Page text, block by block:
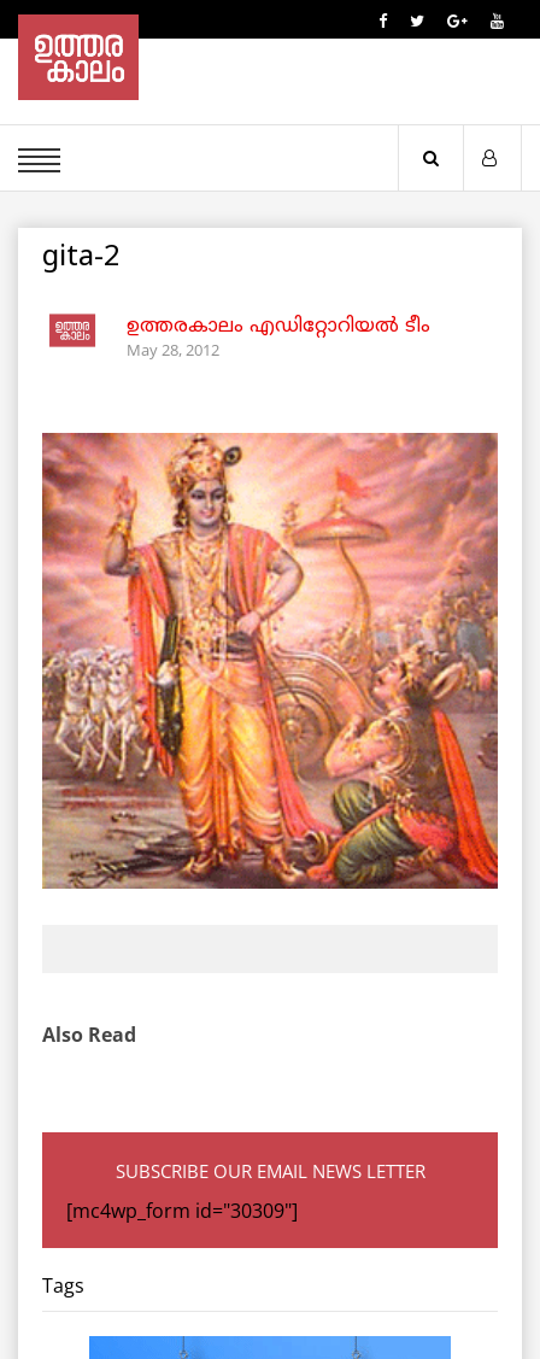
gita-2
ഉത്തരകാലം എഡിറ്റോറിയല്‍ ടീം
May 28, 2012
Also Read
SUBSCRIBE OUR EMAIL NEWS LETTER
[mc4wp_form id="30309"]
Tags